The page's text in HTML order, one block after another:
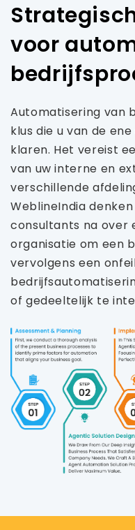
voor
Automatisering van
klus die u van de
klaren. Het vereist
van uw interne en
verschillende
WeblineIndia
consultants na over
organisatie om een
vervolgens een
of gedeeltelijk te